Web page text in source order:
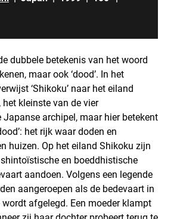
dubbele betekenis van het woord
maar ook ‘dood’. In het
‘Shikoku’ naar het eiland
kleinste van de vier
archipel, maar hier betekent
het rijk waar doden en
huizen. Op het eiland Shikoku zijn
en boeddhistische
aandoen. Volgens een legende
aangeroepen als de bedevaart in
afgelegd. Een moeder klampt